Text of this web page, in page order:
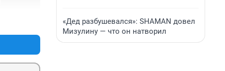
«Дед разбушевался»: SHAMAN довел
Мизулину — что он натворил